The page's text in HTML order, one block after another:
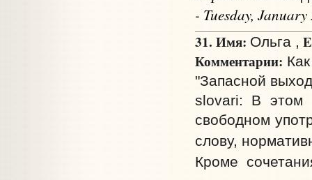
- Tuesday,
31. Имя: Ольга ,
Комментарии:
"Запасной
slovari: В этом
свободном
слову,
Кроме